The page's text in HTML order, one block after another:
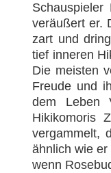
veräußert er.
zart und
tief inneren
Die meisten
Freude und
dem Leben
Hikikomoris
vergammelt,
ähnlich wie
wenn